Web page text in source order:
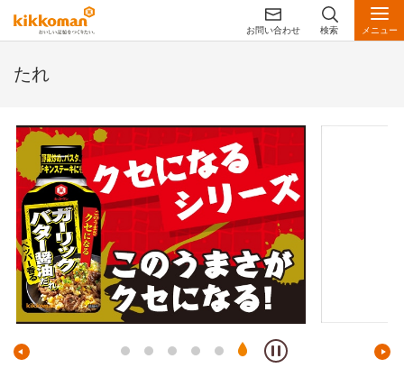
お問い合わせ 検索 メニュー
たれ